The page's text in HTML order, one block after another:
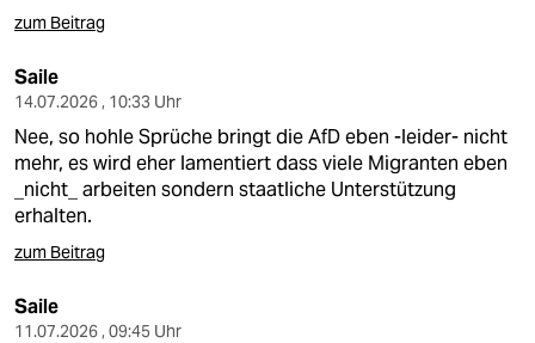
zum Beitrag
Saile
14.07.2026 , 10:33 Uhr
Nee, so hohle Sprüche bringt die AfD eben -leider- nicht
mehr, es wird eher lamentiert dass viele Migranten eben
_nicht_ arbeiten sondern staatliche Unterstützung
erhalten.
zum Beitrag
Saile
11.07.2026 , 09:45 Uhr